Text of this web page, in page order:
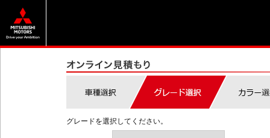
グレードを選択してください。